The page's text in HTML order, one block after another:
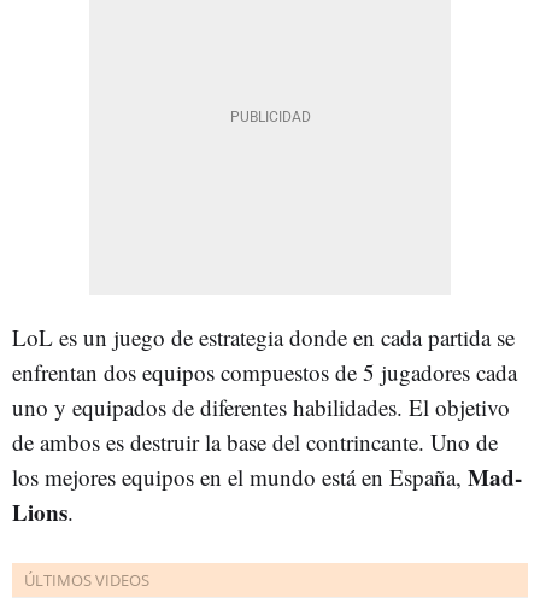
LoL es un juego de estrategia donde en cada partida se
enfrentan dos equipos compuestos de 5 jugadores cada
uno y equipados de diferentes habilidades. El objetivo
de ambos es destruir la base del contrincante. Uno de
los mejores equipos en el mundo está en España, Mad-
Lions.